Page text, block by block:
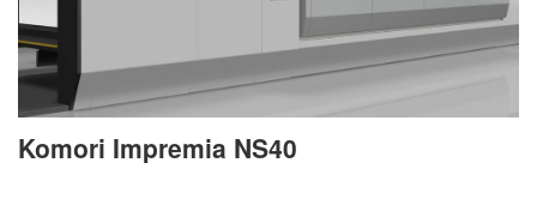
Komori Impremia NS40